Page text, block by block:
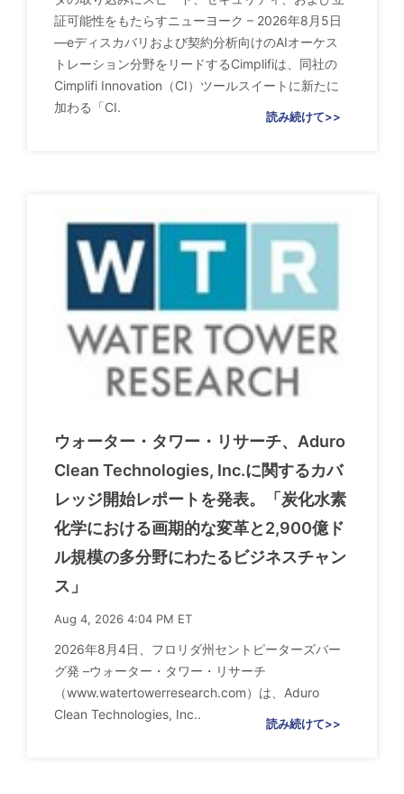
証可能性をもたらすニューヨーク – 2026年8月5日
—eディスカバリおよび契約分析向けのAIオーケス
トレーション分野をリードするCimplifiは、同社の
Cimplifi Innovation（CI）ツールスイートに新たに
加わる「CI.
読み続けて>>
ウォーター・タワー・リサーチ、Aduro
Clean Technologies, Inc.に関するカバ
レッジ開始レポートを発表。「炭化水素
化学における画期的な変革と2,900億ド
ル規模の多分野にわたるビジネスチャン
ス」
Aug 4, 2026 4:04 PM ET
2026年8月4日、フロリダ州セントピーターズバー
グ発 –ウォーター・タワー・リサーチ
（www.watertowerresearch.com）は、Aduro
Clean Technologies, Inc..
読み続けて>>